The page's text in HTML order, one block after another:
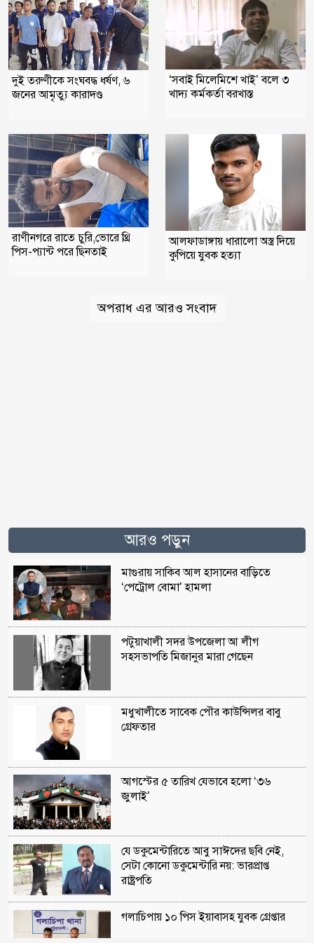
দুই তরুণীকে সংঘবদ্ধ ধর্ষণ, ৬
জনের আমৃত্যু কারাদণ্ড
‘সবাই মিলেমিশে খাই’ বলে ৩
খাদ্য কর্মকর্তা বরখাস্ত
রাণীনগরে রাতে চুরি,ভোরে থ্রি
পিস-প্যান্ট পরে ছিনতাই
আলফাডাঙ্গায় ধারালো অস্ত্র দিয়ে
কুপিয়ে যুবক হত্যা
অপরাধ এর আরও সংবাদ
আরও পড়ুন
মাগুরায় সাকিব আল হাসানের বাড়িতে
‘পেট্রোল বোমা’ হামলা
পটুয়াখালী সদর উপজেলা আ লীগ
সহসভাপতি মিজানুর মারা গেছেন
মধুখালীতে সাবেক পৌর কাউন্সিলর বাবু
গ্রেফতার
আগস্টের ৫ তারিখ যেভাবে হলো ‘৩৬
জুলাই’
যে ডকুমেন্টারিতে আবু সাঈদের ছবি নেই,
সেটা কোনো ডকুমেন্টারি নয়: ভারপ্রাপ্ত
রাষ্ট্রপতি
গলাচিপায় ১০ পিস ইয়াবাসহ যুবক গ্রেপ্তার